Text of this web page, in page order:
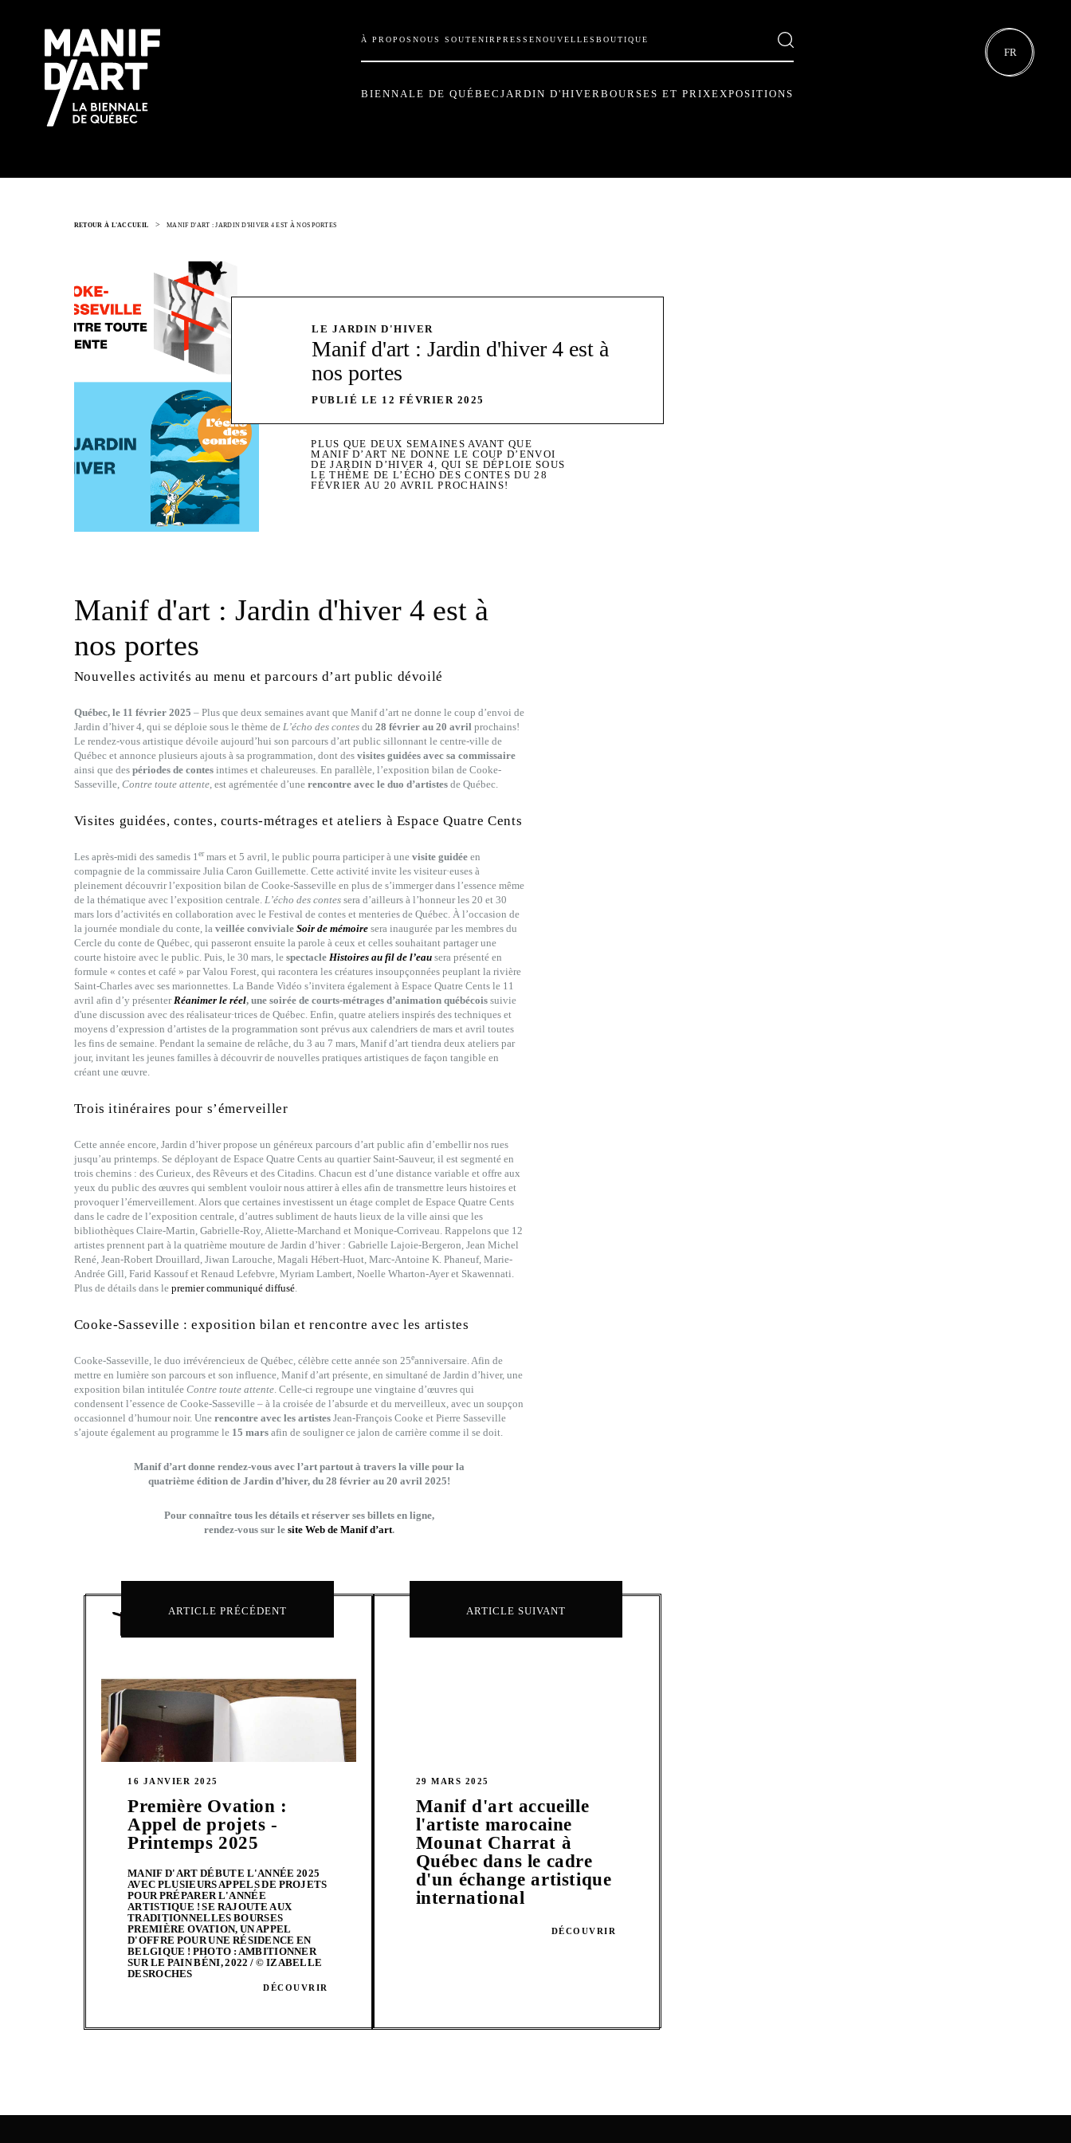
À PROPOS NOUS SOUTENIR PRESSENOUVELLES BOUTIQUE
BIENNALE DE QUÉBEC JARDIN D'HIVERBOURSES ET PRIXEXPOSITIONS
FR
RETOUR À L'ACCUEIL > MANIF D'ART : JARDIN D'HIVER 4 EST À NOS PORTES
LE JARDIN D'HIVER
Manif d'art : Jardin d'hiver 4 est à
nos portes
PUBLIÉ LE 12 FÉVRIER 2025
PLUS QUE DEUX SEMAINES AVANT QUE
MANIF D’ART NE DONNE LE COUP D’ENVOI
DE JARDIN D’HIVER 4, QUI SE DÉPLOIE SOUS
LE THÈME DE L’ÉCHO DES CONTES DU 28
FÉVRIER AU 20 AVRIL PROCHAINS!
Manif d'art : Jardin d'hiver 4 est à
nos portes
Nouvelles activités au menu et parcours d’art public dévoilé
Québec, le 11 février 2025 – Plus que deux semaines avant que Manif d’art ne donne le coup d’envoi de
Jardin d’hiver 4, qui se déploie sous le thème de L’écho des contes du 28 février au 20 avrilprochains!
Le rendez-vous artistique dévoile aujourd’hui son parcours d’art public sillonnant le centre-ville de
Québec et annonce plusieurs ajouts à sa programmation, dont des visites guidées avec sa commissaire
ainsi que des périodes de contesintimes et chaleureuses. En parallèle, l’exposition bilan de Cooke-
Sasseville, Contre toute attente, est agrémentée d’une rencontre avec le duo d’artistesde Québec.
Visites guidées, contes, courts-métrages et ateliers à Espace Quatre Cents
Les après-midi des samedis 1ermars et 5 avril, le public pourra participer à une visite guidéeen
compagnie de la commissaire Julia Caron Guillemette. Cette activité invite les visiteur·euses à
pleinement découvrir l’exposition bilan de Cooke-Sasseville en plus de s’immerger dans l’essence même
de la thématique avec l’exposition centrale. L’écho des contessera d’ailleurs à l’honneur les 20 et 30
mars lors d’activités en collaboration avec le Festival de contes et menteries de Québec. À l’occasion de
la journée mondiale du conte, la veillée conviviale Soir de mémoiresera inaugurée par les membres du
Cercle du conte de Québec, qui passeront ensuite la parole à ceux et celles souhaitant partager une
courte histoire avec le public. Puis, le 30 mars, le spectacle Histoires au fil de l’eausera présenté en
formule « contes et café » par Valou Forest, qui racontera les créatures insoupçonnées peuplant la rivière
Saint-Charles avec ses marionnettes. La Bande Vidéo s’invitera également à Espace Quatre Cents le 11
avril afin d’y présenterRéanimer le réel, une soirée de courts-métrages d’animation québécoissuivie
d'une discussion avec des réalisateur·trices de Québec. Enfin, quatre ateliers inspirés des techniques et
moyens d’expression d’artistes de la programmation sont prévus aux calendriers de mars et avril toutes
les fins de semaine. Pendant la semaine de relâche, du 3 au 7 mars, Manif d’art tiendra deux ateliers par
jour, invitant les jeunes familles à découvrir de nouvelles pratiques artistiques de façon tangible en
créant une œuvre.
Trois itinéraires pour s’émerveiller
Cette année encore, Jardin d’hiver propose un généreux parcours d’art public afin d’embellir nos rues
jusqu’au printemps. Se déployant de Espace Quatre Cents au quartier Saint-Sauveur, il est segmenté en
trois chemins : des Curieux, des Rêveurs et des Citadins. Chacun est d’une distance variable et offre aux
yeux du public des œuvres qui semblent vouloir nous attirer à elles afin de transmettre leurs histoires et
provoquer l’émerveillement. Alors que certaines investissent un étage complet de Espace Quatre Cents
dans le cadre de l’exposition centrale, d’autres subliment de hauts lieux de la ville ainsi que les
bibliothèques Claire-Martin, Gabrielle-Roy, Aliette-Marchand et Monique-Corriveau. Rappelons que 12
artistes prennent part à la quatrième mouture de Jardin d’hiver : Gabrielle Lajoie-Bergeron, Jean Michel
René, Jean-Robert Drouillard, Jiwan Larouche, Magali Hébert-Huot, Marc-Antoine K. Phaneuf, Marie-
Andrée Gill, Farid Kassouf et Renaud Lefebvre, Myriam Lambert, Noelle Wharton-Ayer et Skawennati.
Plus de détails dans le premier communiqué diffusé.
Cooke-Sasseville : exposition bilan et rencontre avec les artistes
Cooke-Sasseville, le duo irrévérencieux de Québec, célèbre cette année son 25eanniversaire. Afin de
mettre en lumière son parcours et son influence, Manif d’art présente, en simultané de Jardin d’hiver, une
exposition bilan intitulée Contre toute attente. Celle-ci regroupe une vingtaine d’œuvres qui
condensent l’essence de Cooke-Sasseville – à la croisée de l’absurde et du merveilleux, avec un soupçon
occasionnel d’humour noir. Une rencontre avec les artistesJean-François Cooke et Pierre Sasseville
s’ajoute également au programme le 15 marsafin de souligner ce jalon de carrière comme il se doit.
Manif d’art donne rendez-vous avec l’art partout à travers la ville pour la
quatrième édition de Jardin d’hiver, du 28 février au 20 avril 2025!
Pour connaître tous les détails et réserver ses billets en ligne,
rendez-vous sur lesite Web de Manif d’art.
ARTICLE PRÉCÉDENT
16 JANVIER 2025
Première Ovation :
Appel de projets -
Printemps 2025
MANIF D'ART DÉBUTE L'ANNÉE 2025
AVEC PLUSIEURS APPELS DE PROJETS
POUR PRÉPARER L'ANNÉE
ARTISTIQUE ! SE RAJOUTE AUX
TRADITIONNELLES BOURSES
PREMIÈRE OVATION, UN APPEL
D'OFFRE POUR UNE RÉSIDENCE EN
BELGIQUE ! PHOTO : AMBITIONNER
SUR LE PAIN BÉNI, 2022 / © IZABELLE
DESROCHES
DÉCOUVRIR
ARTICLE SUIVANT
29 MARS 2025
Manif d'art accueille
l'artiste marocaine
Mounat Charrat à
Québec dans le cadre
d'un échange artistique
international
DÉCOUVRIR